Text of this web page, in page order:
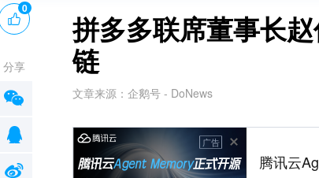
拼多多联席董事长
链
文章来源： 企鹅号 - DoNews
广告
腾讯云
0
分享